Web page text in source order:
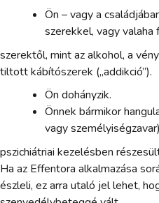
Ön – vagy a
szerekkel, vagy
szerektől, mint az alkohol, a
tiltott kábítószerek („addikció”).
Ön dohányzik.
Önnek bármikor
vagy
pszichiátriai kezelésben
Ha az Effentora alkalmazása
észleli, ez arra utaló jel lehet,